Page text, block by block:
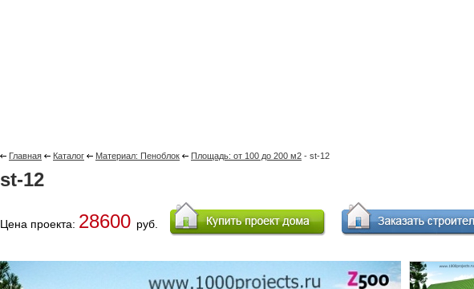
Главная Каталог Материал: Пеноблок Площадь: от 100 до 200 м2 - st-12
st-12
Цена проекта: 28600 руб.